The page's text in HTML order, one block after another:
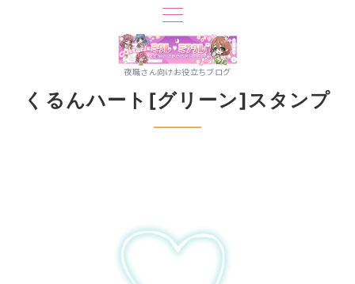
夜職さん向けお役立ちブログ
くるんハート[グリーン]スタンプ